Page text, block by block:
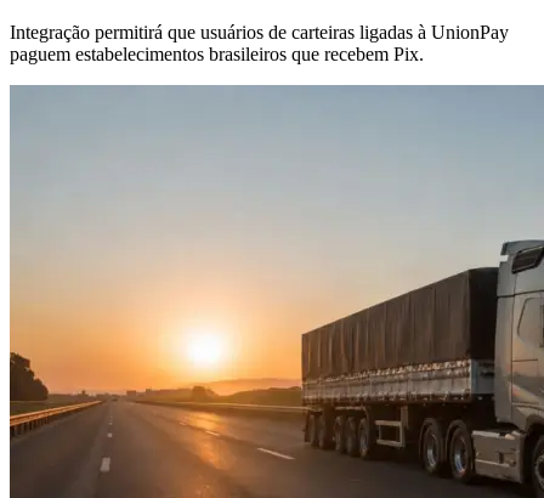
Integração permitirá que usuários de carteiras ligadas à UnionPay
paguem estabelecimentos brasileiros que recebem Pix.